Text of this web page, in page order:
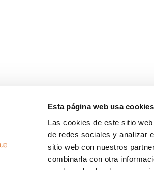
Esta página web usa cookies
Las cookies de este sitio
de redes sociales y analizar
sitio web con nuestros
combinarla con otra
premium WordPress themes